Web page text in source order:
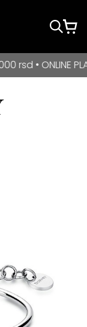
rsd •
PLAĆANJE